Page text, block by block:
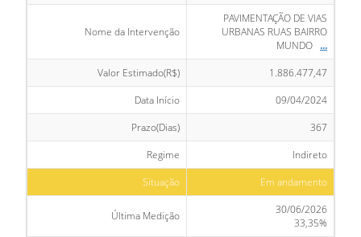
Nome da Intervenção
PAVIMENTAÇÃO DE VIAS
URBANAS RUAS BAIRRO
MUNDO ...
Valor Estimado(R$)
1.886.477,47
Data Início
09/04/2024
Prazo(Dias)
367
Regime
Indireto
Situação
Em andamento
Última Medição
30/06/2026
33,35%